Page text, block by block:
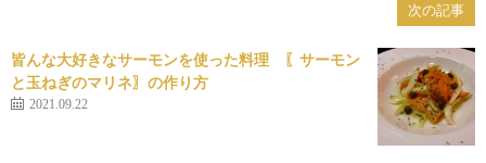
次の記事
皆んな大好きなサーモンを使った料理 〖サーモン
と玉ねぎのマリネ〗の作り方
2021.09.22